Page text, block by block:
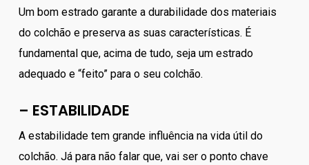
Um bom estrado garante a durabilidade dos materiais
do colchão e preserva as suas características. É
fundamental que, acima de tudo, seja um estrado
adequado e “feito” para o seu colchão.
– ESTABILIDADE
A estabilidade tem grande influência na vida útil do
colchão. Já para não falar que, vai ser o ponto chave